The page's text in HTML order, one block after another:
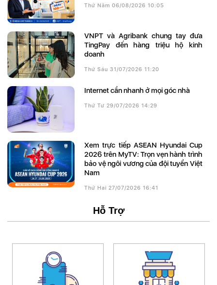
Thứ Năm 06/08/2026 10:05
VNPT và Agribank chung tay đưa
TingPay đến hàng triệu hộ kinh
doanh
Thứ Sáu 31/07/2026 11:20
Internet cần nhanh ở mọi góc nhà
Thứ Tư 29/07/2026 14:29
Xem trực tiếp ASEAN Hyundai Cup
2026 trên MyTV: Trọn vẹn hành trình
bảo vệ ngôi vương của đội tuyển Việt
Nam
Thứ Hai 27/07/2026 16:41
Hỗ Trợ